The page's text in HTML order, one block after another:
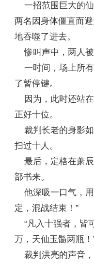
一招范围巨大的
两名因身体僵直而
地吞噬了进去。
惨叫声中，两人被
一时间，场上所
了暂停键。
因为，此时还站在
正好十位。
裁判长老的身影如
扫过十人。
最后，定格在萧
部书来。
他深吸一口气，用
定，混战结束！”
“凡入十强者，皆
万，天仙玉髓两瓶！
裁判洪亮的声音